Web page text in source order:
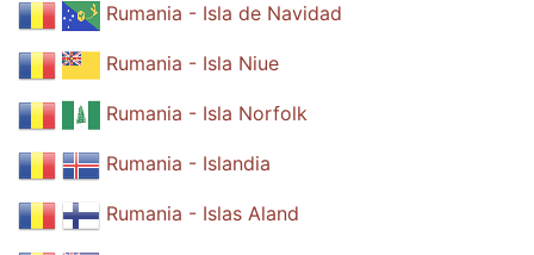
Rumania - Isla de Navidad
Rumania - Isla Niue
Rumania - Isla Norfolk
Rumania - Islandia
Rumania - Islas Aland